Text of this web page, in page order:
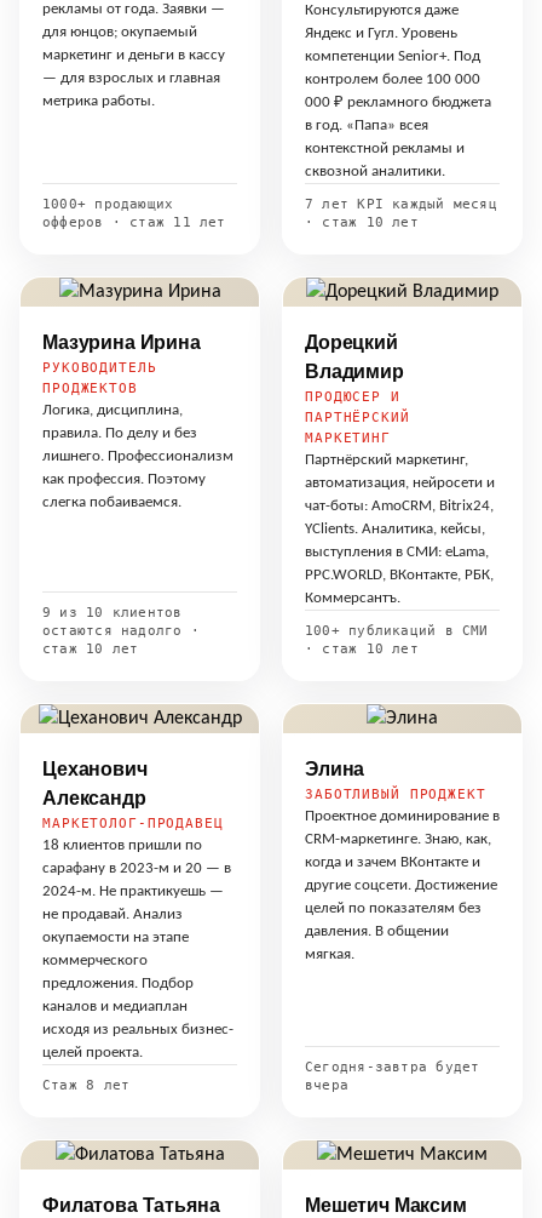
рекламы от года. Заявки —
для юнцов; окупаемый
маркетинг и деньги в кассу
— для взрослых и главная
метрика работы.
1000+ продающих
офферов · стаж 11 лет
Консультируются даже
Яндекс и Гугл. Уровень
компетенции Senior+. Под
контролем более 100 000
000 ₽ рекламного бюджета
в год. «Папа» всея
контекстной рекламы и
сквозной аналитики.
7 лет KPI каждый месяц
· стаж 10 лет
Мазурина Ирина
РУКОВОДИТЕЛЬ
ПРОДЖЕКТОВ
Логика, дисциплина,
правила. По делу и без
лишнего. Профессионализм
как профессия. Поэтому
слегка побаиваемся.
9 из 10 клиентов
остаются надолго ·
стаж 10 лет
Дорецкий
Владимир
ПРОДЮСЕР И
ПАРТНЁРСКИЙ
МАРКЕТИНГ
Партнёрский маркетинг,
автоматизация, нейросети и
чат-боты: AmoCRM, Bitrix24,
YClients. Аналитика, кейсы,
выступления в СМИ: eLama,
PPC.WORLD, ВКонтакте, РБК,
Коммерсантъ.
100+ публикаций в СМИ
· стаж 10 лет
Цеханович
Александр
МАРКЕТОЛОГ-ПРОДАВЕЦ
18 клиентов пришли по
сарафану в 2023-м и 20 — в
2024-м. Не практикуешь —
не продавай. Анализ
окупаемости на этапе
коммерческого
предложения. Подбор
каналов и медиаплан
исходя из реальных бизнес-
целей проекта.
Стаж 8 лет
Элина
ЗАБОТЛИВЫЙ ПРОДЖЕКТ
Проектное доминирование в
CRM-маркетинге. Знаю, как,
когда и зачем ВКонтакте и
другие соцсети. Достижение
целей по показателям без
давления. В общении
мягкая.
Сегодня-завтра будет
вчера
Филатова Татьяна Мешетич Максим